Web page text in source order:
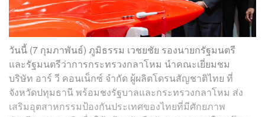
วันนี้ (7 กุมภาพันธ์) ภูมิธรรม เวชยชัย รองนายกรัฐมนตรี
และรัฐมนตรีว่าการกระทรวงกลาโหม นำคณะเยี่ยมชม
บริษัท อาร์ วี คอนเน็กซ์ จำกัด ผู้ผลิตโดรนสัญชาติไทย ที่
จังหวัดปทุมธานี พร้อมชงรัฐบาลและกระทรวงกลาโหม ส่ง
เสริมอุตสาหกรรมป้องกันประเทศของไทยที่มีศักยภาพ